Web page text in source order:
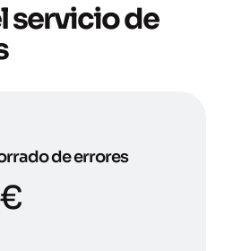
servicio de
de errores
€